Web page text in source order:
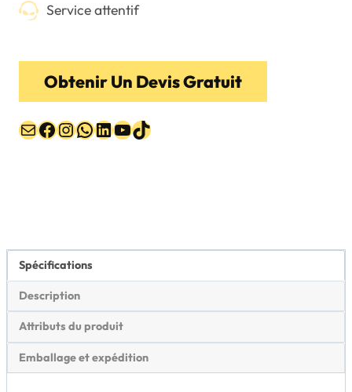
Service attentif
Obtenir Un Devis Gratuit
E-mailFacebook
Instagram
WhatsApp
LinkedIn
YouTube
TikTok
Spécifications
Description
Attributs du produit
Emballage et expédition